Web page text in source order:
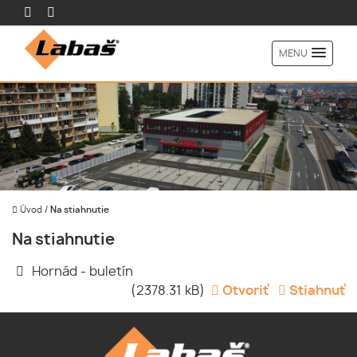
MENU
Úvod / Na stiahnutie
Na stiahnutie
Hornád - buletín
(2378.31 kB)
Otvoriť Stiahnuť